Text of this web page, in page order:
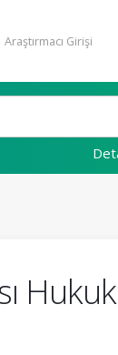
Araştırmacı Girişi
Hukuk